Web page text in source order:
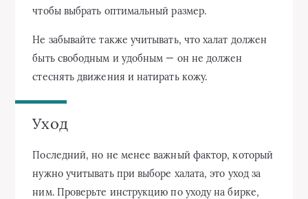
чтобы выбрать оптимальный размер.
Не забывайте также учитывать, что халат должен
быть свободным и удобным — он не должен
стеснять движения и натирать кожу.
Уход
Последний, но не менее важный фактор, который
нужно учитывать при выборе халата, это уход за
ним. Проверьте инструкцию по уходу на бирке,